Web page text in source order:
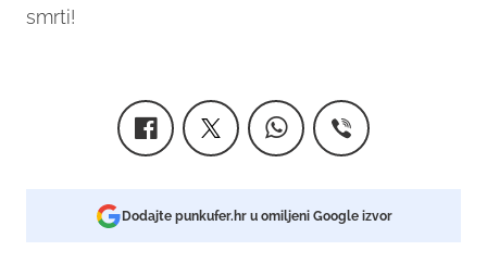
smrti!
Dodajte punkufer.hr u omiljeni Google izvor